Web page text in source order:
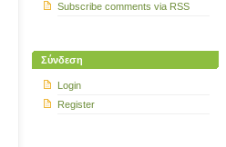
Subscribe comments via RSS
Σύνδεση
Login
Register